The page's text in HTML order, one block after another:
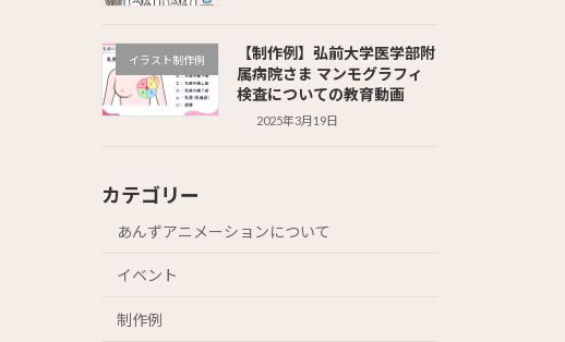
イラスト制作例
【制作例】弘前大学医学部附
属病院さま マンモグラフィ
検査についての教育動画
2025年3月19日
カテゴリー
あんずアニメーションについて
イベント
制作例